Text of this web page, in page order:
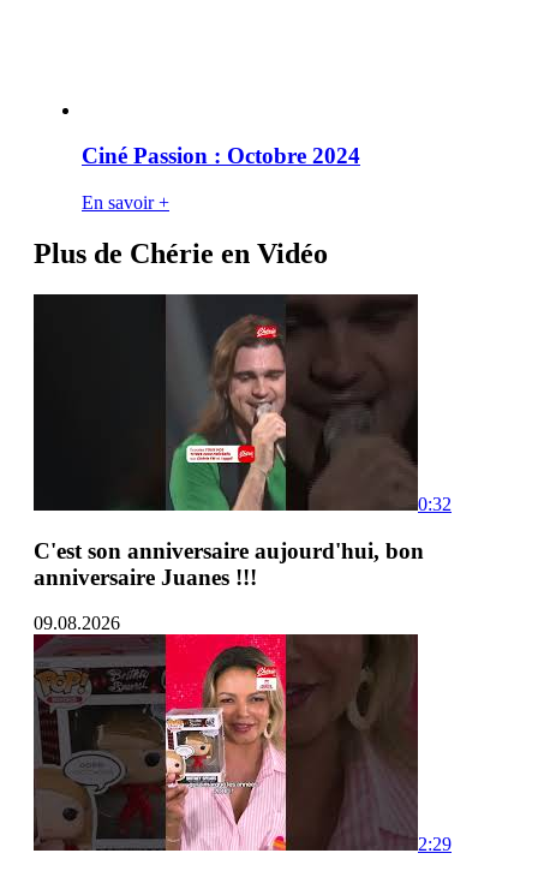
Ciné Passion : Octobre 2024
En savoir +
Plus de Chérie en Vidéo
0:32
C'est son anniversaire aujourd'hui, bon
anniversaire Juanes !!!
09.08.2026
2:29